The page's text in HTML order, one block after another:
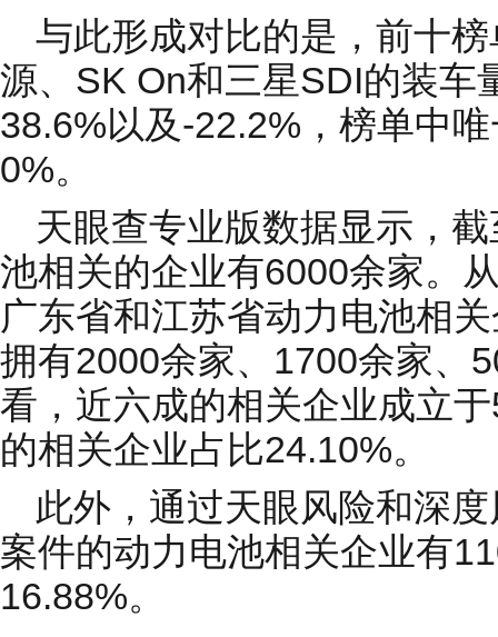
与此形成对比的是，前十
源、SK On和三星SDI的装车
38.6%以及-22.2%，榜单中
0%。
天眼查专业版数据显示，
池相关的企业有6000余家。
广东省和江苏省动力电池相
拥有2000余家、1700余家、
看，近六成的相关企业成立
的相关企业占比24.10%。
此外，通过天眼风险和深
案件的动力电池相关企业有
16.88%。